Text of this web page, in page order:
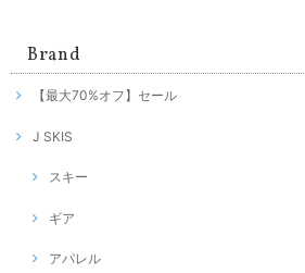
Brand
【最大70%オフ】セール
J SKIS
スキー
ギア
アパレル